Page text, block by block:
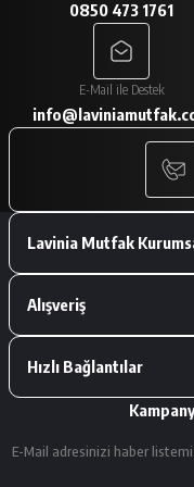
A... V... | 29/01/2026
Paketleme çok iyiydi. Ürünler tam
istediğimiz gibiydi.
A... V... | 29/01/2026
Deneyimini Paylaş
0850 473 1761
E-Mail ile Destek
Lavinia Mutfak
Alışveriş
Hızlı Bağlantılar
E-Mail adresinizi haber